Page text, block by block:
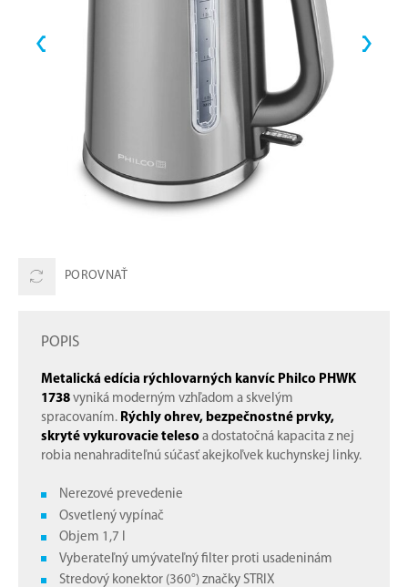
POROVNAŤ
POPIS
Metalická edícia rýchlovarných kanvíc Philco PHWK
1738 vyniká moderným vzhľadom a skvelým
spracovaním. Rýchly ohrev, bezpečnostné prvky,
skryté vykurovacie teleso a dostatočná kapacita z nej
robia nenahraditeľnú súčasť akejkoľvek kuchynskej linky.
Nerezové prevedenie
Osvetlený vypínač
Objem 1,7 l
Vyberateľný umývateľný filter proti usadeninám
Stredový konektor (360°) značky STRIX